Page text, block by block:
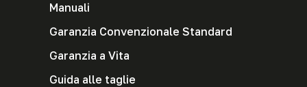
Manuali
Garanzia Convenzionale Standard
Garanzia a Vita
Guida alle taglie